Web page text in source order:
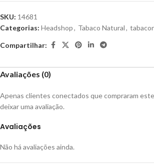
SKU: 14681
Categorias: Headshop, Tabaco Natural,
Compartilhar:
Avaliações (0)
Avaliações
Não há avaliações ainda.
Apenas clientes conectados que compraram
deixar uma avaliação.